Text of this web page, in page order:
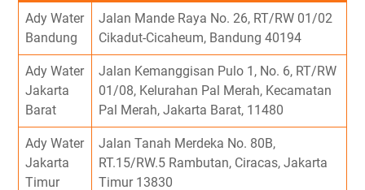
Ady Water
Bandung
Jalan Mande Raya No. 26, RT/RW 01/02
Cikadut-Cicaheum, Bandung 40194
Ady Water
Jakarta
Barat
Jalan Kemanggisan Pulo 1, No. 6, RT/RW
01/08, Kelurahan Pal Merah, Kecamatan
Pal Merah, Jakarta Barat, 11480
Ady Water
Jakarta
Timur
Jalan Tanah Merdeka No. 80B,
RT.15/RW.5 Rambutan, Ciracas, Jakarta
Timur 13830